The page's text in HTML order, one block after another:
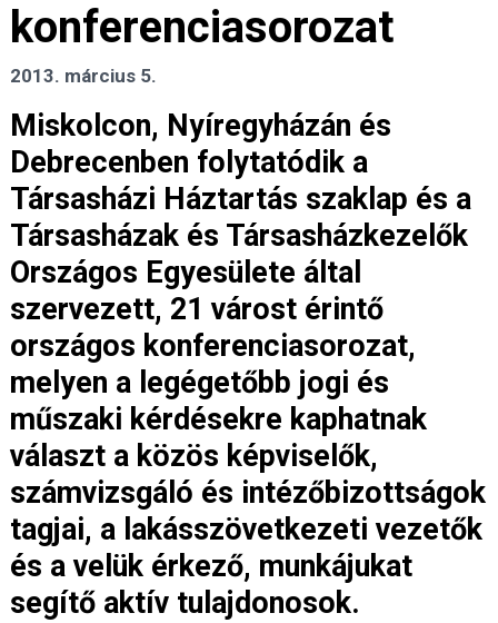
konferenciasorozat
2013. március 5.
Miskolcon, Nyíregyházán és
Debrecenben folytatódik a
Társasházi Háztartás szaklap és a
Társasházak és Társasházkezelők
Országos Egyesülete által
szervezett, 21 várost érintő
országos konferenciasorozat,
melyen a legégetőbb jogi és
műszaki kérdésekre kaphatnak
választ a közös képviselők,
számvizsgáló és intézőbizottságok
tagjai, a lakásszövetkezeti vezetők
és a velük érkező, munkájukat
segítő aktív tulajdonosok.